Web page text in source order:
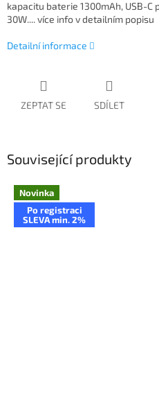
kapacitu baterie 1300mAh, USB-
30W.... více info v detailním popisu
Detailní informace
ZEPTAT SE SDÍLET
Související produkty
Novinka
Po registraci
SLEVA min. 2%